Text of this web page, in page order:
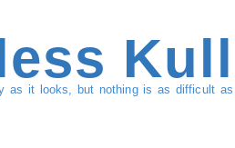
as it looks, but nothing is as difficult